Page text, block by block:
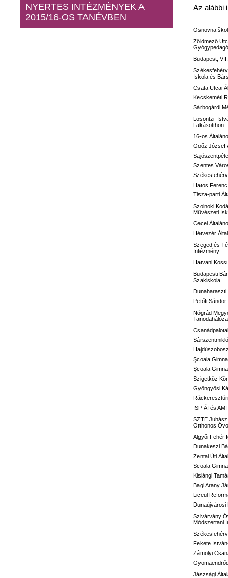
NYERTES INTÉZMÉNYEK A
2015/16-OS TANÉVBEN
Az alábbi
Osnovna
Zöldmező
Budapest,
Iskola és
Csata Utcai
Kecskeméti
Sárbogárdi
Losontzi
Lakásotthon
16-os
Göőz József
Szentes
Hatos
Tisza-parti
Szolnoki
Művészeti
Cecei
Hétvezér
Szeged és
Intézmény
Hatvani
Budapesti
Szakiskola
Dunaharaszti
Petőfi
Nógrád
Şcoala
Școala
Szigetköz
Gyöngyösi
ISP ÁI és
SZTE
Otthonos
Algyői Fehér
Dunakeszi
Zentai Úti
Scoala
Kislángi
Bagi Arany
Liceul
Dunaújvárosi
Szivárvány
Módszertani
Fekete
Zámolyi
Jászsági